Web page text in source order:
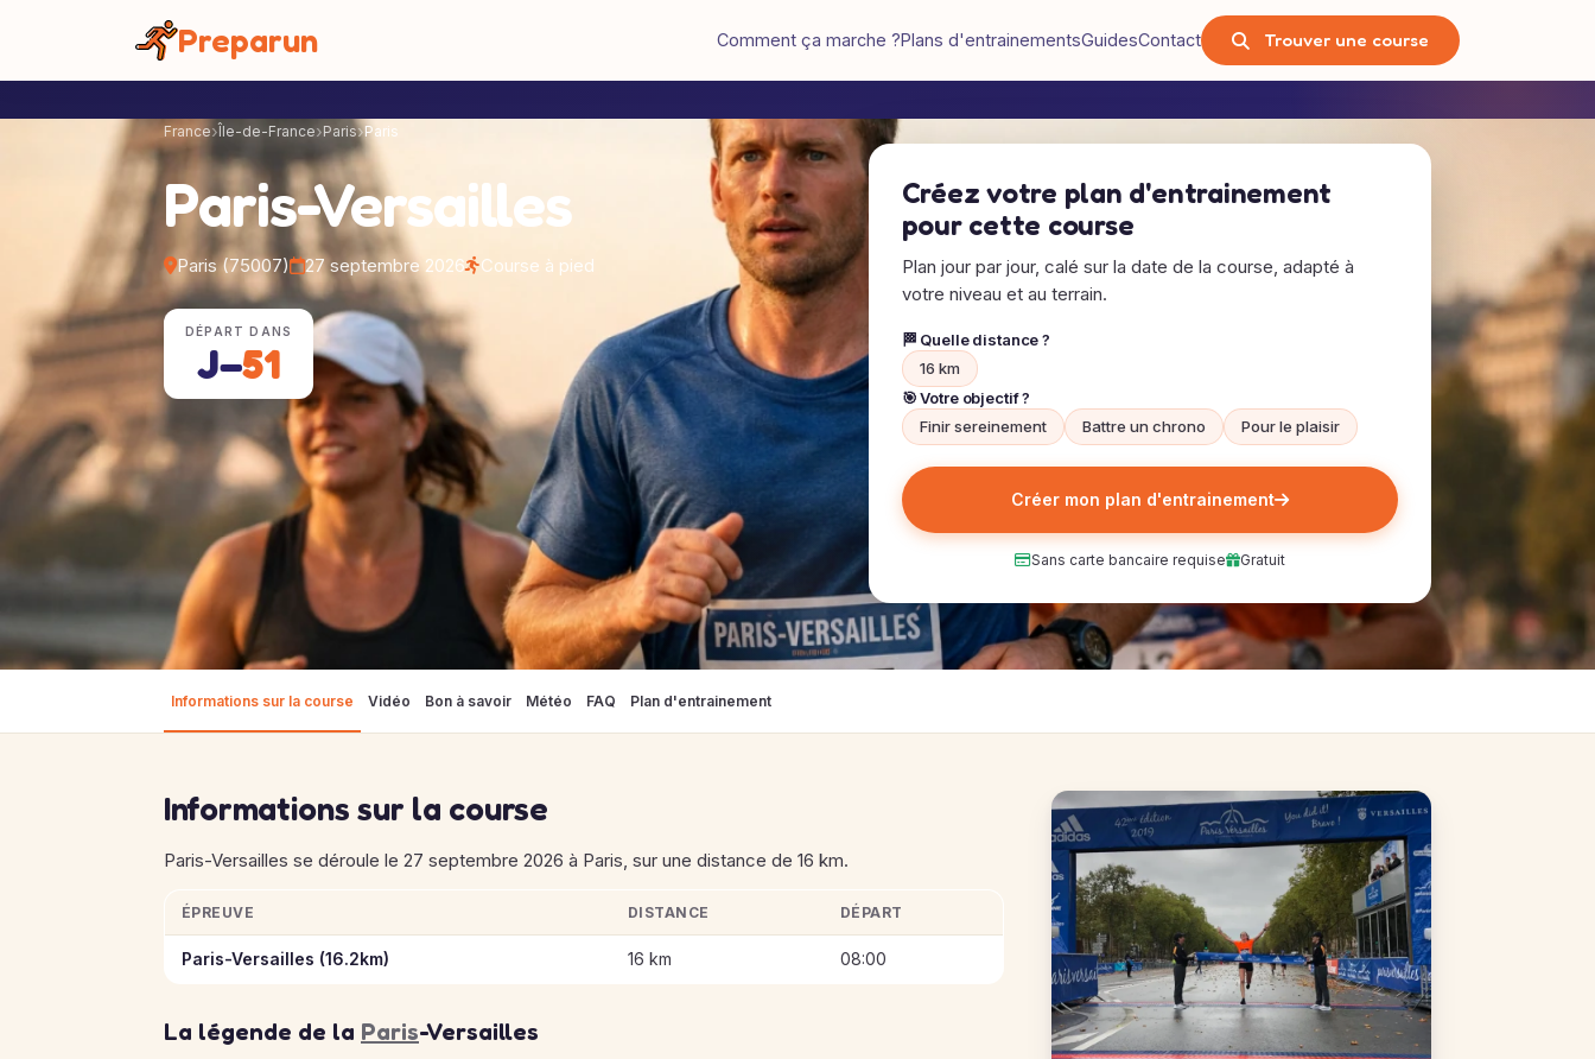
Preparun Comment ça marche ?Plans d'entrainementsGuidesContact Trouver une course
France Île-de-France Paris Paris
Paris-Versailles
Paris (75007) 27 septembre 2026 Course à pied
DÉPART DANS
J−51
Créez votre plan d'entrainement
pour cette course
Plan jour par jour, calé sur la date de la course, adapté à
votre niveau et au terrain.
🏁 Quelle distance ?
16 km
🎯 Votre objectif ?
Finir sereinement
Battre un chrono Pour le plaisir
Créer mon plan d'entrainement
Sans carte bancaire requise Gratuit
Informations sur la course Vidéo Bon à savoir Météo FAQ Plan d'entrainement
Informations sur la course
Paris-Versailles se déroule le 27 septembre 2026 à Paris, sur une distance de 16 km.
Informations clés des épreuves de Paris-Versailles
ÉPREUVE DISTANCE DÉPART
Paris-Versailles (16.2km) 16 km 08:00
La légende de la Paris-Versailles